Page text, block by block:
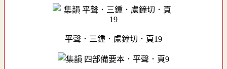
平聲．三鍾．盧鐘切．頁19